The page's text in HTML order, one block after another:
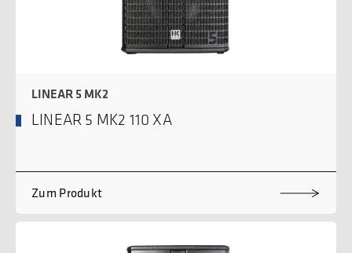
LINEAR 5 MK2
LINEAR 5 MK2 110 XA
Zum Produkt